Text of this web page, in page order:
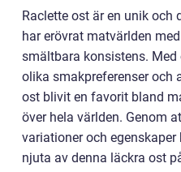
Raclette ost är en unik och
har erövrat matvärlden
smältbara konsistens.
olika smakpreferenser och
ost blivit en favorit bland
över hela världen. Genom
variationer och
njuta av denna läckra ost